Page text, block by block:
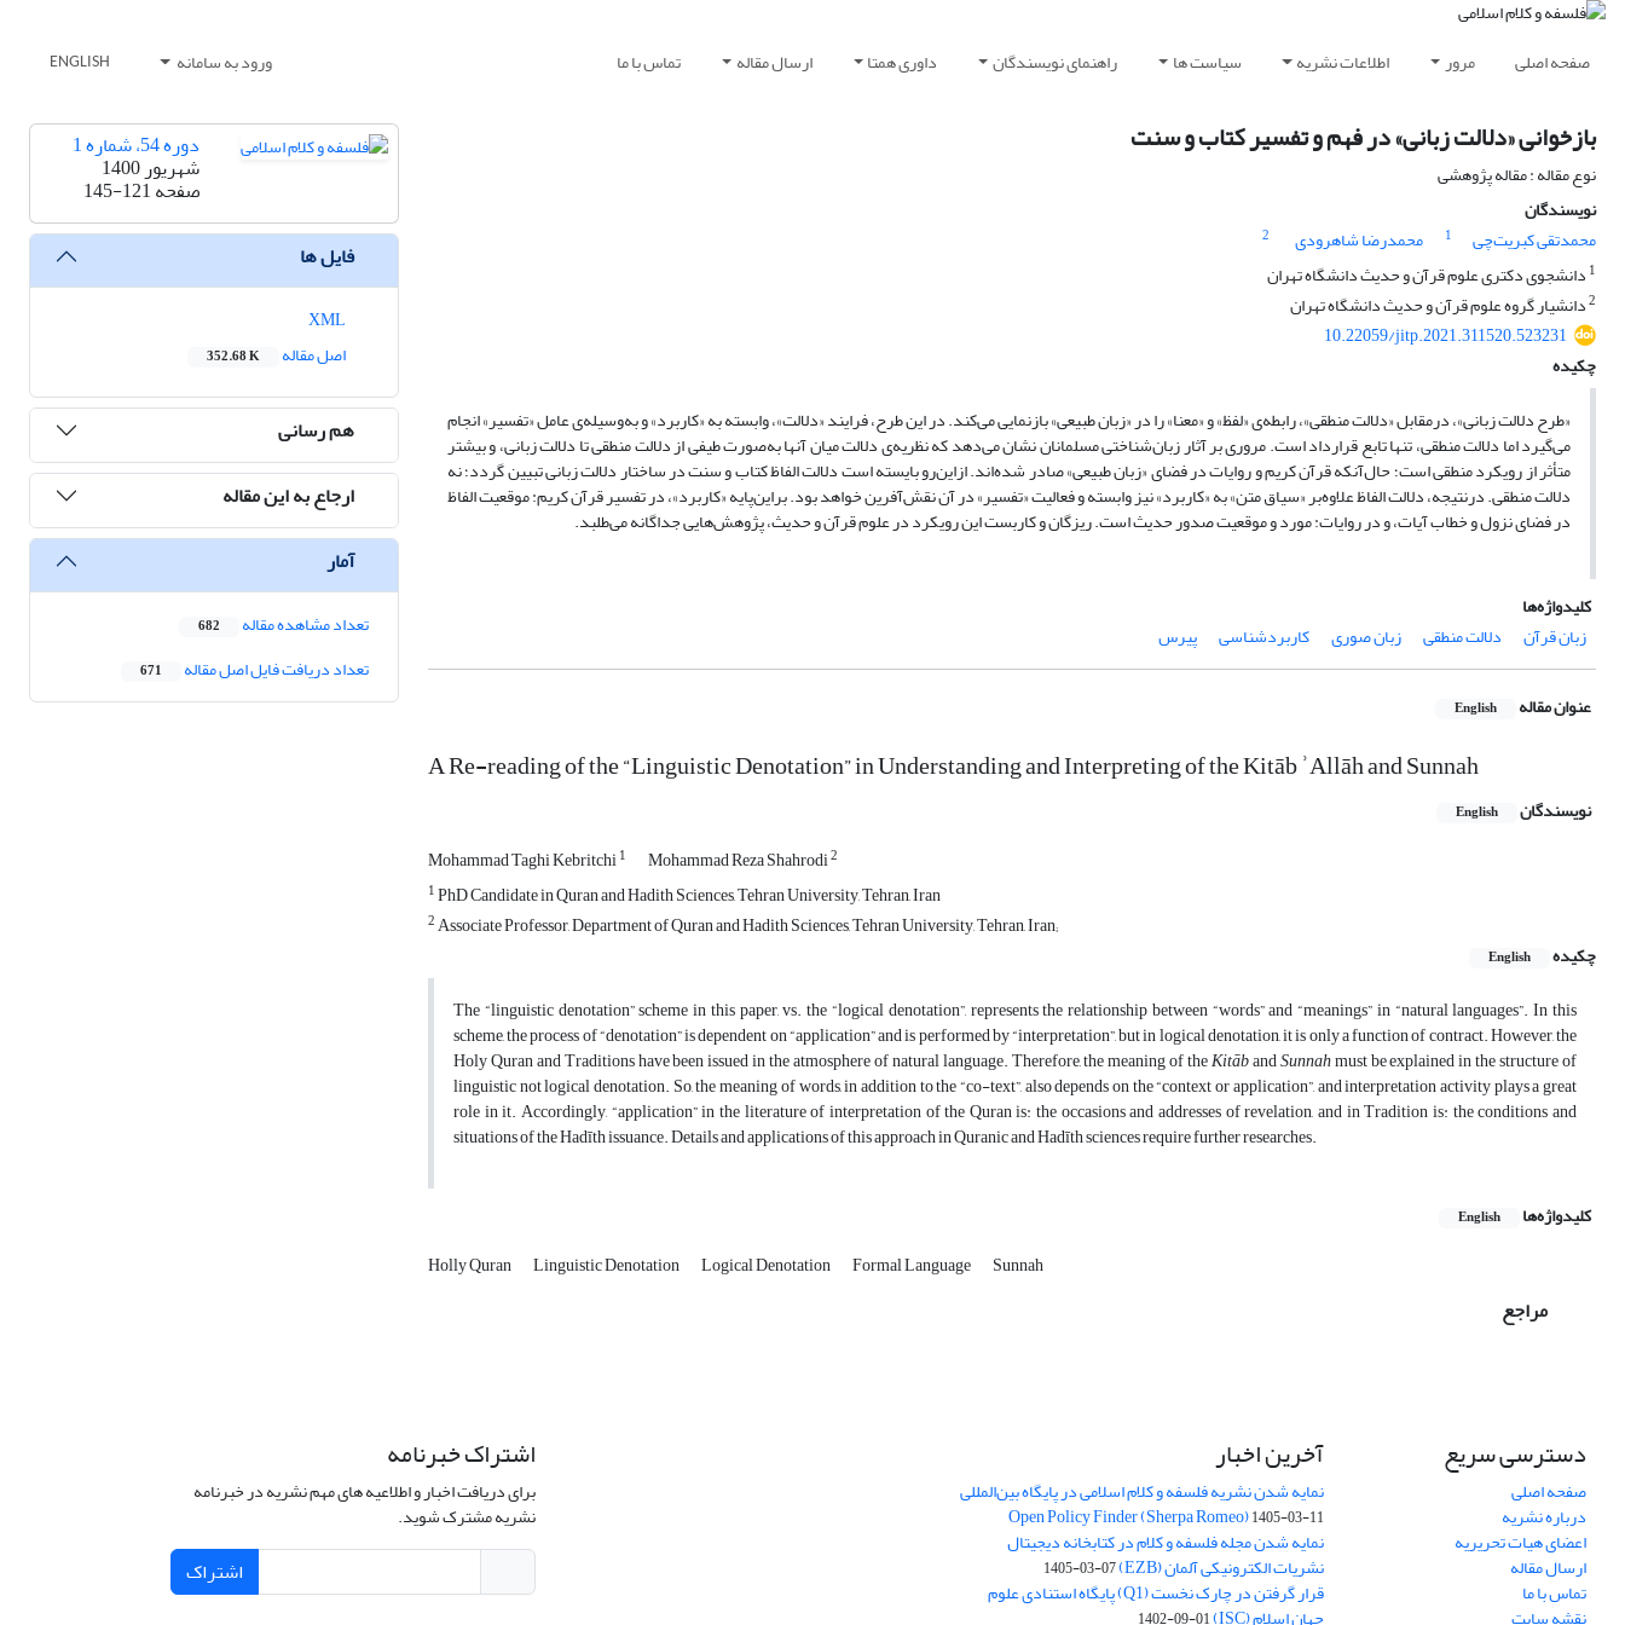
صفحه اصلی مرور اطلاعات نشریه سیاست ها راهنمای نویسندگان داوری همتا ارسال مقاله تماس با ما ورود به سامانه ENGLISH
بازخوانی «دلالت زبانی» در فهم و تفسیر کتاب و سنت
نوع مقاله : مقاله پژوهشی
نویسندگان
محمدتقی کبریت‌چی
1 محمدرضا شاهرودی
2
1 دانشجوی دکتری علوم قرآن و حدیث دانشگاه تهران
2دانشیار گروه علوم قرآن و حدیث دانشگاه تهران
10.22059/jitp.2021.311520.523231
چکیده
«طرح دلالت زبانی»، درمقابل «دلالت منطقی»، رابطه‌ی «لفظ» و «معنا» را در «زبان طبیعی» بازنمایی می‌کند. در این طرح، فرایند «دلالت»، وابسته به «کاربرد» و به‌وسیله‌ی عامل «تفسیر» انجام
می‌گیرد اما دلالت منطقی، تنها تابع قرارداد است. مروری بر آثار زبان‌شناختی مسلمانان نشان می‌دهد که نظریه‌ی دلالت میان آنها به‌صورت طیفی از دلالت منطقی تا دلالت زبانی، و بیشتر
متأثر از رویکرد منطقی است؛ حال‌آنکه قرآن کریم و روایات در فضای «زبان طبیعی» صادر شده‌اند. از‌این‌رو بایسته است دلالت الفاظ کتاب و سنت در ساختار دلالت زبانی تبیین گردد؛ نه
دلالت منطقی. درنتیجه، دلالت الفاظ علاوه‌بر «سیاق متن» به «کاربرد» نیز وابسته و فعالیت «تفسیر» در آن نقش‌آفرین خواهد بود. براین‌پایه «کاربرد»، در تفسیر قرآن کریم: موقعیت الفاظ
در فضای نزول و خطاب آیات، و در روایات: مورد و موقعیت صدور حدیث است. ریزگان و کاربست این رویکرد در علوم قرآن و حدیث، پژوهش‌هایی جداگانه می‌طلبد.
کلیدواژه‌ها
زبان قرآن
دلالت منطقی زبان صوری کاربردشناسی پیرس
عنوان مقاله English
A Re-reading of the “Linguistic Denotation” in Understanding and Interpreting of the Kitāb ʾAllāh and Sunnah
نویسندگان English
Mohammad Taghi Kebritchi1 Mohammad Reza Shahrodi2
1PhD Candidate in Quran and Hadith Sciences, Tehran University, Tehran, Iran
2Associate Professor, Department of Quran and Hadith Sciences, Tehran University, Tehran, Iran;
چکیده
English
The “linguistic denotation” scheme in this paper, vs. the “logical denotation”, represents the relationship between “words” and “meanings” in “natural languages”. In this
scheme, the process of “denotation” is dependent on “application” and is performed by “interpretation”, but in logical denotation, it is only a function of contract. However, the
Holy Quran and Traditions have been issued in the atmosphere of natural language. Therefore, the meaning of theKitābandSunnahmust be explained in the structure of
linguistic not logical denotation. So, the meaning of words, in addition to the “co-text”, also depends on the “context or application”, and interpretation activity plays a great
role in it. Accordingly, “application” in the literature of interpretation of the Quran is: the occasions and addresses of revelation, and in Tradition is: the conditions and
situations of the Hadīth issuance. Details and applications of this approach in Quranic and Hadīth sciences require further researches.
کلیدواژه‌ها English
Holly Quran Linguistic Denotation Logical Denotation Formal Language Sunnah
مراجع
دوره 54، شماره 1
شهریور 1400
صفحه145-121
فایل ها
اصل مقاله
352.68 K
هم رسانی
ارجاع به این مقاله
آمار
تعداد مشاهده مقاله 682
تعداد دریافت فایل اصل مقاله 671
دسترسی سریع
صفحه اصلی
درباره نشریه
اعضای هیات تحریریه
ارسال مقاله
تماس با ما
آخرین اخبار
نمایه شدن نشریه فلسفه و کلام اسلامی در پایگاه بین‌المللی
Open Policy Finder (Sherpa Romeo)1405-03-11
نمایه شدن مجله فلسفه و کلام در کتابخانه دیجیتال
نشریات الکترونیکی آلمان (EZB) 1405-03-07
قرار گرفتن در چارک نخست (Q1) پایگاه استنادی علوم
اشتراک خبرنامه
برای دریافت اخبار و اطلاعیه های مهم نشریه در خبرنامه
نشریه مشترک شوید.
اشتراک